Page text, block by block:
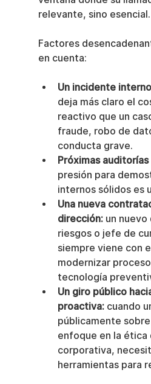
relevante, sino esencial.
Factores
en cuenta:
Un incidente
deja más claro el
reactivo que un
fraude, robo de
conducta grave.
Próximas
presión para
internos sólidos es
Una nueva
dirección: un nuevo
riesgos o jefe de
siempre viene con
modernizar
tecnología
Un giro público
proactiva: cuando
públicamente
enfoque en la ética
corporativa,
herramientas para